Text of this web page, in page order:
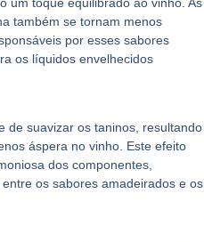
também se tornam menos
por esses sabores
os líquidos envelhecidos
de suavizar os taninos, resultando
áspera no vinho. Este efeito
dos componentes,
os sabores amadeirados e os